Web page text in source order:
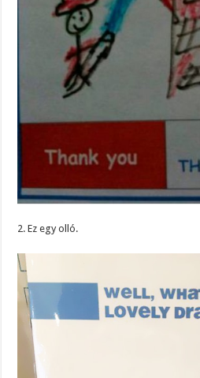
2. Ez egy olló.